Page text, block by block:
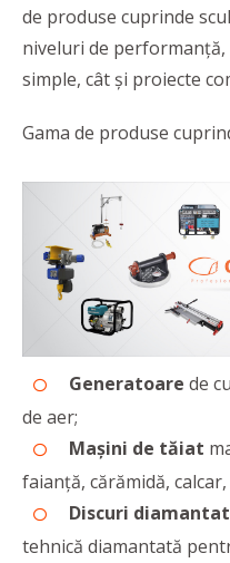
de produse cuprinde
niveluri de
simple, cât și proiecte
Gama de produse
Generatoare de
de aer;
Mașini de tăiat
faianță, cărămidă,
Discuri
tehnică diamantată